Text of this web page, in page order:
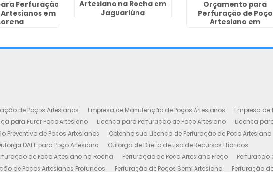
Perfuração
Artesianos em
Artesiano na Rocha em
Jaguariúna
Orçamento para
Perfuração de Poço
Artesiano em
de Poços Artesianos Empresa de Manutenção de Poços Artesianos
Empresa de
para Furar Poço Artesiano Licença para Perfuração de Poço Artesiano
Licença
Preventiva de Poços Artesianos Obtenha sua Licença de Perfuração de Poço Artesiano
DAEE para Poço Artesiano
Outorga de Direito de uso de Recursos Hídricos
de Poço Artesiano na Rocha Perfuração de Poço Artesiano Preço
Perfuração
de Poços Artesianos Profundos Perfuração de Poços Semi Artesiano Perfuração